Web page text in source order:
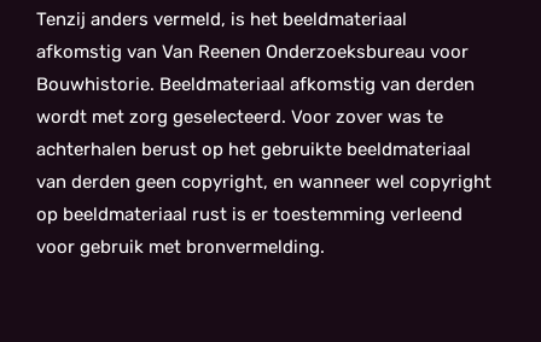
Tenzij anders vermeld, is het beeldmateriaal
afkomstig van Van Reenen Onderzoeksbureau voor
Bouwhistorie. Beeldmateriaal afkomstig van derden
wordt met zorg geselecteerd. Voor zover was te
achterhalen berust op het gebruikte beeldmateriaal
van derden geen copyright, en wanneer wel copyright
op beeldmateriaal rust is er toestemming verleend
voor gebruik met bronvermelding.